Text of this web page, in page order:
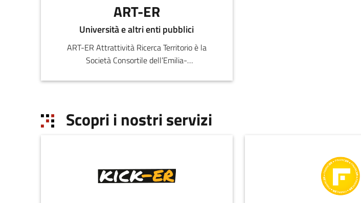
ART-ER
Università e altri enti pubblici
ART-ER Attrattività Ricerca Territorio è la
Società Consortile dell’Emilia-
sostenibile della regione attr
Scopri i nostri servizi